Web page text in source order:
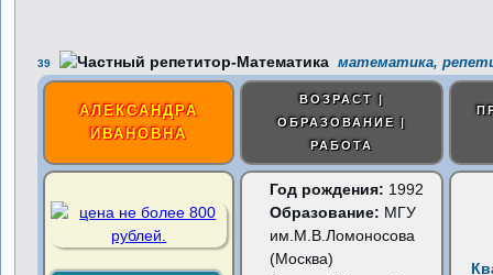
39 математика,
АЛЕКСАНДРА
ИВАНОВНА
ВОЗРАСТ |
ОБРАЗОВАНИЕ |
РАБОТА
Год рождения: 1992
Образование: МГУ
им.М.В.Ломоносова
(Москва)